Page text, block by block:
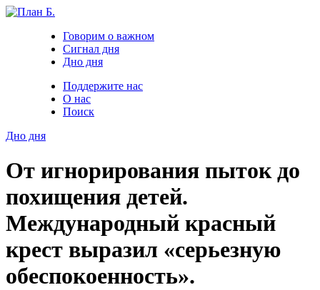
Говорим о важном
Сигнал дня
Дно дня
Поддержите нас
О нас
Поиск
Дно дня
От игнорирования пыток до
похищения детей.
Международный красный
крест выразил «серьезную
обеспокоенность».